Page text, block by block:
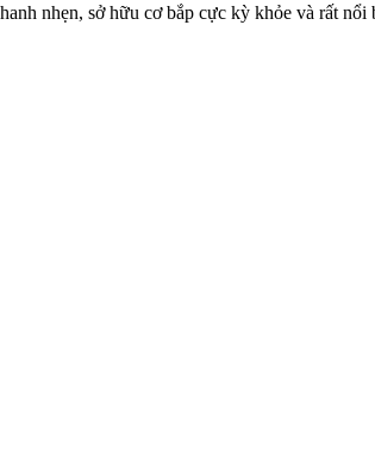
nhẹn, sở hữu cơ bắp cực kỳ khỏe và rất